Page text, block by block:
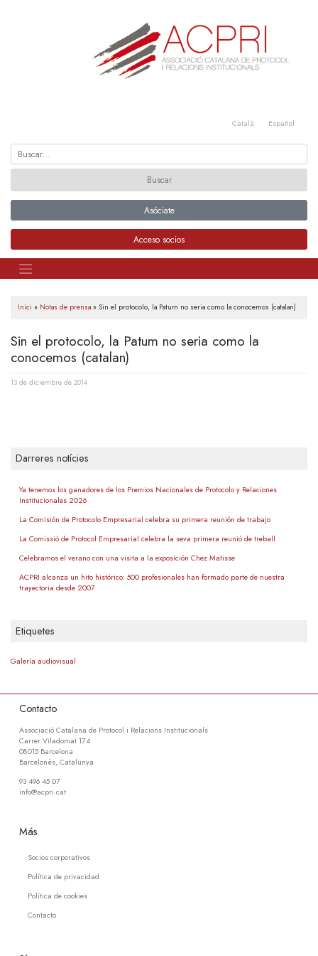
Català Español
Asóciate
Acceso socios
Inici » Notas de prensa» Sin el protocolo, la Patum no seria como la conocemos (catalan)
Sin el protocolo, la Patum no seria como la
conocemos (catalan)
13 de diciembre de 2014
Darreres notícies
Ya tenemos los ganadores de los Premios Nacionales de Protocolo y Relaciones
Institucionales 2026
La Comisión de Protocolo Empresarial celebra su primera reunión de trabajo
La Comissió de Protocol Empresarial celebra la seva primera reunió de treball
Celebramos el verano con una visita a la exposición Chez Matisse
ACPRI alcanza un hito histórico: 500 profesionales han formado parte de nuestra
trayectoria desde 2007
Etiquetes
Galería audiovisual
Contacto
Associació Catalana de Protocol i Relacions Institucionals
Carrer Viladomat 174
08015 Barcelona
Barcelonès, Catalunya
93 496 45 07
info@acpri.cat
Más
Socios corporativos
Política de privacidad
Política de cookies
Contacto